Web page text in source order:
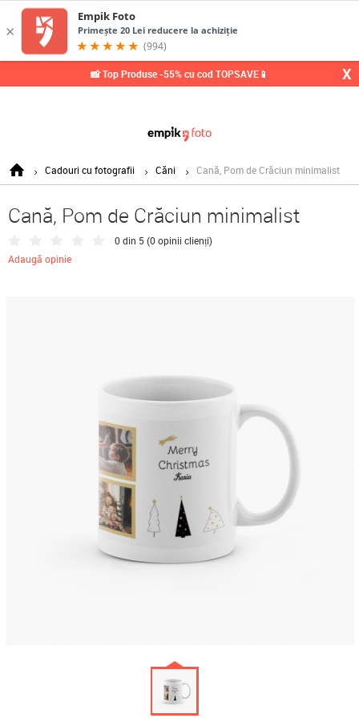
📸 Top Produse -55% cu cod TOPSAVE📱 X
Cadouri cu fotografii Căni Cană, Pom de Crăciun minimalist
Cană, Pom de Crăciun minimalist
0 din 5 (0 opinii clienți)
Adaugă opinie